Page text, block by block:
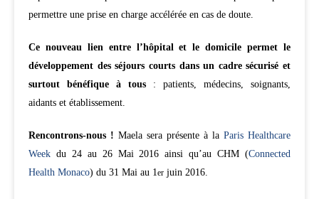
permettre une prise en charge accélérée en cas de doute.
Ce nouveau lien entre l’hôpital et le domicile permet le
développement des séjours courts dans un cadre sécurisé et
surtout bénéfique à tous : patients, médecins, soignants,
aidants et établissement.
Rencontrons-nous ! Maela sera présente à la Paris Healthcare
Week du 24 au 26 Mai 2016ainsi qu’au CHM (Connected
Health Monaco) du 31 Mai au 1 er juin 2016.